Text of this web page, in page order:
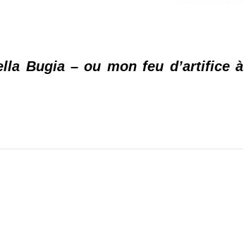
Bugia – ou mon feu d’artifice à